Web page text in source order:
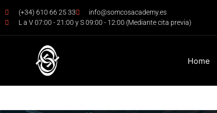
(+34) 610 66 25 33
info@somcosacademy.es
L a V 07:00 - 21:00 y S 09:00 - 12:00 (Mediante cita previa)
Home